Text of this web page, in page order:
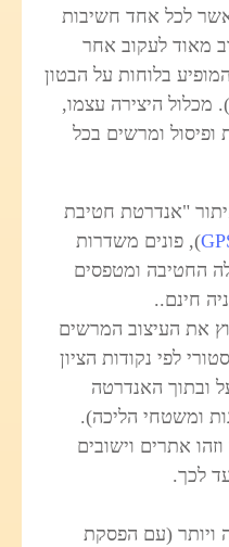
ואשר לכל אחד חשיבות
מאוד לעקוב אחר
בלוחות על הבטון
מכלול היצירה עצמו,
ופיסול ומרשים בכל
"אנדרטת חטיבת
), פונים משדרות
החטיבה ומטפסים
חינם..
את העיצוב המרשים
לפי נקודות הציון
ובתוך האנדרטה
ומשטחי הליכה).
אתרים וישובים
לכך.
ויותר (עם הפסקת